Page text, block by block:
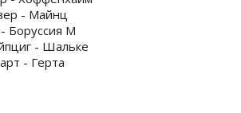
- Майнц
Боруссия М
- Шальке
- Герта